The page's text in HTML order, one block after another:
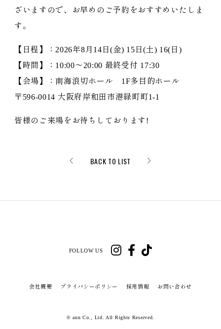
ざいますので、お早めのご予約をおすすめいたしま
す。
【日程】：2026年8月14日(金) 15日(土) 16(日)
【時間】：10:00～20:00 最終受付 17:30
【会場】：南海浪切ホール 1F多目的ホール
〒596-0014 大阪府岸和田市港緑町町1-1
皆様のご来場をお待ちしております!
BACK TO LIST
FOLLOW US
会社概要 プライバシーポリシー 採用情報 お問い合わせ
© ann Co., Ltd. All Rights Reserved.